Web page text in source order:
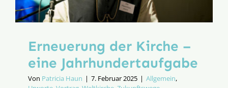
Erneuerung der Kirche –
eine Jahrhundert­aufgabe
Von Patricia Haun | 7. Februar 2025 | Allgemein,